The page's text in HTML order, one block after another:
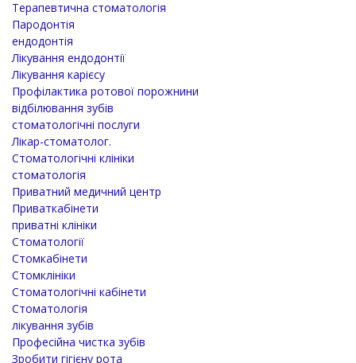
Терапевтична стоматологія
Пародонтія
ендодонтія
Лікування ендодонтії
Лікування карієсу
Профілактика ротової порожнини
відбілювання зубів
стоматологічні послуги
Лікар-стоматолог.
Стоматологічні клініки
стоматологія
Приватний медичний центр
Приваткабінети
приватні клініки
Стоматології
Стомкабінети
Стомклініки
Стоматологічні кабінети
Стоматологія
лікування зубів
Професійна чистка зубів
Зробити гігієну рота